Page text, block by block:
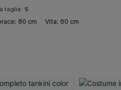
taglia: S
80 cm Vita: 60 cm